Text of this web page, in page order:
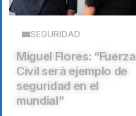
SEGURIDAD
Miguel Flores: “Fuerza
Civil será ejemplo de
seguridad en el
mundial”